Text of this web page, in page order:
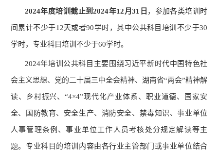
2024年度培训截止到2024年12月31 日 ，参加各类培训时
间累计不少于12天或者90学时，其中公共科目培训不少于30
学时，专业科目培训不少于60学时。
2024年培训公共科目主要围绕习近平新时代中国特色社
会主义思想、党的二十届三中全会精神、湖南省“两会”精神解
读、乡村振兴、“4×4”现代化产业体系、职业道德、国家安
全、国防教育、安全生产、消防安全、禁毒知识、事业单位
人事管理条例、事业单位工作人员考核处分规定解读等主
题。专业科目的培训内容由各行业主管部门或事业单位结合